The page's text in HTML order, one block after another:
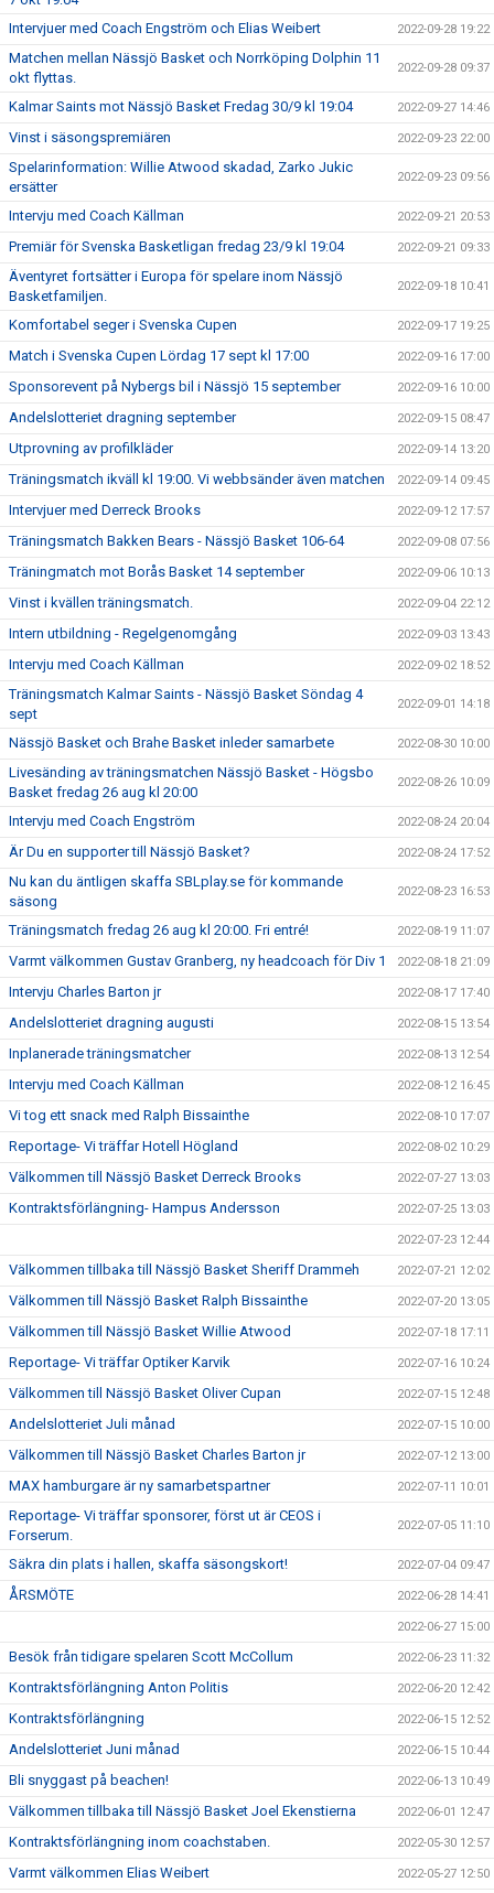
Intervjuer med Coach Engström och Elias Weibert
2022-09-28 19:22
Matchen mellan Nässjö Basket och Norrköping Dolphin 11
okt flyttas.
2022-09-28 09:37
Kalmar Saints mot Nässjö Basket Fredag 30/9 kl 19:04 2022-09-27 14:46
Vinst i säsongspremiären 2022-09-23 22:00
Spelarinformation: Willie Atwood skadad, Zarko Jukic
ersätter
2022-09-23 09:56
Intervju med Coach Källman 2022-09-21 20:53
Premiär för Svenska Basketligan fredag 23/9 kl 19:04 2022-09-21 09:33
Äventyret fortsätter i Europa för spelare inom Nässjö
Basketfamiljen.
2022-09-18 10:41
Komfortabel seger i Svenska Cupen 2022-09-17 19:25
Match i Svenska Cupen Lördag 17 sept kl 17:00 2022-09-16 17:00
Sponsorevent på Nybergs bil i Nässjö 15 september 2022-09-16 10:00
Andelslotteriet dragning september 2022-09-15 08:47
Utprovning av profilkläder 2022-09-14 13:20
Träningsmatch ikväll kl 19:00. Vi webbsänder även matchen 2022-09-14 09:45
Intervjuer med Derreck Brooks 2022-09-12 17:57
Träningsmatch Bakken Bears - Nässjö Basket 106-64 2022-09-08 07:56
Träningmatch mot Borås Basket 14 september 2022-09-06 10:13
Vinst i kvällen träningsmatch. 2022-09-04 22:12
Intern utbildning - Regelgenomgång 2022-09-03 13:43
Intervju med Coach Källman 2022-09-02 18:52
Träningsmatch Kalmar Saints - Nässjö Basket Söndag 4
sept
2022-09-01 14:18
Nässjö Basket och Brahe Basket inleder samarbete 2022-08-30 10:00
Livesänding av träningsmatchen Nässjö Basket - Högsbo
Basket fredag 26 aug kl 20:00
2022-08-26 10:09
Intervju med Coach Engström 2022-08-24 20:04
Är Du en supporter till Nässjö Basket? 2022-08-24 17:52
Nu kan du äntligen skaffa SBLplay.se för kommande
säsong
2022-08-23 16:53
Träningsmatch fredag 26 aug kl 20:00. Fri entré! 2022-08-19 11:07
Varmt välkommen Gustav Granberg, ny headcoach för Div 1 2022-08-18 21:09
Intervju Charles Barton jr 2022-08-17 17:40
Andelslotteriet dragning augusti 2022-08-15 13:54
Inplanerade träningsmatcher 2022-08-13 12:54
Intervju med Coach Källman 2022-08-12 16:45
Vi tog ett snack med Ralph Bissainthe 2022-08-10 17:07
Reportage- Vi träffar Hotell Högland 2022-08-02 10:29
Välkommen till Nässjö Basket Derreck Brooks 2022-07-27 13:03
Kontraktsförlängning- Hampus Andersson 2022-07-25 13:03
2022-07-23 12:44
Välkommen tillbaka till Nässjö Basket Sheriff Drammeh 2022-07-21 12:02
Välkommen till Nässjö Basket Ralph Bissainthe 2022-07-20 13:05
Välkommen till Nässjö Basket Willie Atwood 2022-07-18 17:11
Reportage- Vi träffar Optiker Karvik 2022-07-16 10:24
Välkommen till Nässjö Basket Oliver Cupan 2022-07-15 12:48
Andelslotteriet Juli månad 2022-07-15 10:00
Välkommen till Nässjö Basket Charles Barton jr 2022-07-12 13:00
MAX hamburgare är ny samarbetspartner 2022-07-11 10:01
Reportage- Vi träffar sponsorer, först ut är CEOS i
Forserum.
2022-07-05 11:10
Säkra din plats i hallen, skaffa säsongskort! 2022-07-04 09:47
ÅRSMÖTE 2022-06-28 14:41
2022-06-27 15:00
Besök från tidigare spelaren Scott McCollum 2022-06-23 11:32
Kontraktsförlängning Anton Politis 2022-06-20 12:42
Kontraktsförlängning 2022-06-15 12:52
Andelslotteriet Juni månad 2022-06-15 10:44
Bli snyggast på beachen! 2022-06-13 10:49
Välkommen tillbaka till Nässjö Basket Joel Ekenstierna 2022-06-01 12:47
Kontraktsförlängning inom coachstaben. 2022-05-30 12:57
Varmt välkommen Elias Weibert 2022-05-27 12:50